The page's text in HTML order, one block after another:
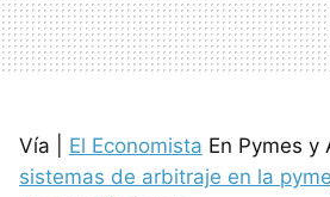
Vía | El Economista En Pymes y
sistemas de arbitraje en la pyme